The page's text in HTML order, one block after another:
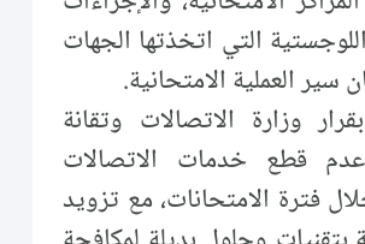
التي اتخذتها الجهات
سير العملية الامتحانية.
وزارة الاتصالات وتقانة
عدم قطع خدمات الاتصالات
فترة الامتحانات، مع تزويد